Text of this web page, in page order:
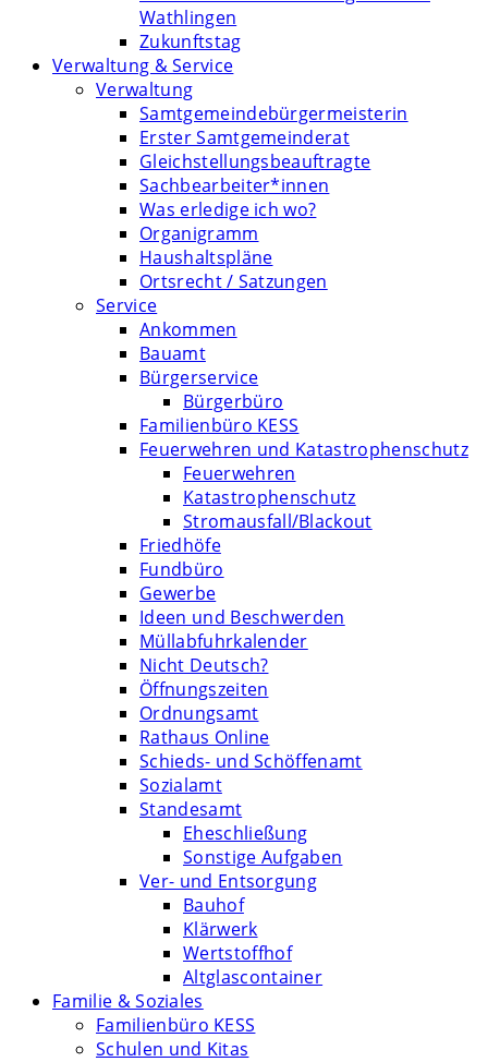
Wathlingen
Zukunftstag
Verwaltung & Service
Verwaltung
Samtgemeindebürgermeisterin
Erster Samtgemeinderat
Gleichstellungsbeauftragte
Sachbearbeiter*innen
Was erledige ich wo?
Organigramm
Haushaltspläne
Ortsrecht / Satzungen
Service
Ankommen
Bauamt
Bürgerservice
Bürgerbüro
Familienbüro KESS
Feuerwehren und Katastrophenschutz
Feuerwehren
Katastrophenschutz
Stromausfall/Blackout
Friedhöfe
Fundbüro
Gewerbe
Ideen und Beschwerden
Müllabfuhrkalender
Nicht Deutsch?
Öffnungszeiten
Ordnungsamt
Rathaus Online
Schieds- und Schöffenamt
Sozialamt
Standesamt
Eheschließung
Sonstige Aufgaben
Ver- und Entsorgung
Bauhof
Klärwerk
Wertstoffhof
Altglascontainer
Familie & Soziales
Familienbüro KESS
Schulen und Kitas